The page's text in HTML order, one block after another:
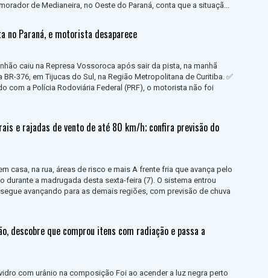
de Medianeira, no Oeste do Paraná, conta que a situaçã...
no Paraná, e motorista desaparece
caiu na Represa Vossoroca após sair da pista, na manhã
376, em Tijucas do Sul, na Região Metropolitana de Curitiba. ✅
com a Polícia Rodoviária Federal (PRF), o motorista não foi
e rajadas de vento de até 80 km/h; confira previsão do
casa, na rua, áreas de risco e mais A frente fria que avança pelo
durante a madrugada desta sexta-feira (7). O sistema entrou
avançando para as demais regiões, com previsão de chuva
descobre que comprou itens com radiação e passa a
com urânio na composição Foi ao acender a luz negra perto